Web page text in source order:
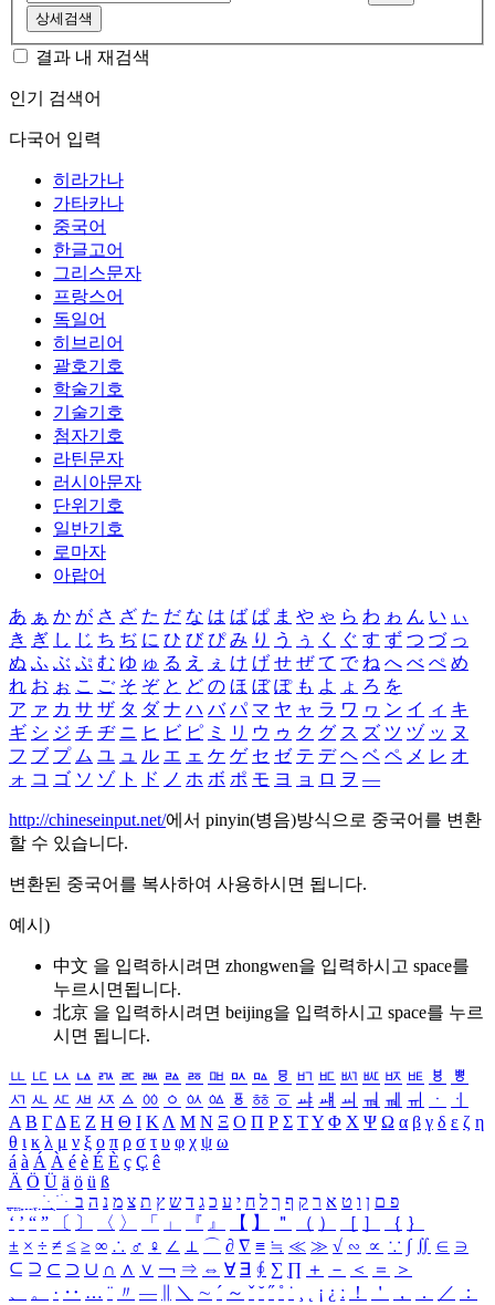
상세검색
결과 내 재검색
인기 검색어
다국어 입력
히라가나
가타카나
중국어
한글고어
그리스문자
프랑스어
독일어
히브리어
괄호기호
학술기호
기술기호
첨자기호
라틴문자
러시아문자
단위기호
일반기호
로마자
아랍어
あ ぁ か が さ ざ た だ な は ば ぱ ま や ゃ ら わ ゎ ん い ぃ
き ぎ し じ ち ぢ に ひ び ぴ み り う ぅ く ぐ す ず つ づ っ
ぬ ふ ぶ ぷ む ゆ ゅ る え ぇ け げ せ ぜ て で ね へ べ ぺ め
れ お ぉ こ ご そ ぞ と ど の ほ ぼ ぽ も よ ょ ろ を
ア ァ カ サ ザ タ ダ ナ ハ バ パ マ ヤ ャ ラ ワ ヮ ン イ ィ キ
ギ シ ジ チ ヂ ニ ヒ ビ ピ ミ リ ウ ゥ ク グ ス ズ ツ ヅ ッ ヌ
フ ブ プ ム ユ ュ ル エ ェ ケ ゲ セ ゼ テ デ ヘ ベ ペ メ レ オ
ォ コ ゴ ソ ゾ ト ド ノ ホ ボ ポ モ ヨ ョ ロ ヲ ―
http://chineseinput.net/에서 pinyin(병음)방식으로 중국어를 변환
할 수 있습니다.
변환된 중국어를 복사하여 사용하시면 됩니다.
예시)
中文 을 입력하시려면 zhongwen을 입력하시고 space를
누르시면됩니다.
北京 을 입력하시려면 beijing을 입력하시고 space를 누르
시면 됩니다.
ㅥ ㅦ ㅧ ㅨ ㅩ ㅪ ㅫ ㅬ ㅭ ㅮ ㅯ ㅰ ㅱ ㅲ ㅳ ㅴ ㅵ ㅶ ㅷ ㅸ
ㅹ
ㅺ ㅻ ㅼ ㅽ ㅾ ㅿ ㆀ ㆁ ㆂ ㆃ ㆄ ㆅ ㆆ ㆇ ㆈ ㆉ ㆊ ㆋ ㆌ ㆍ
ㆎ
Α Β ΓΔ Ε Ζ Η Θ Ι ΚΛ Μ Ν Ξ Ο Π Ρ Σ ΤΥ Φ Χ Ψ Ω α β γ δ ε ζ η
θ ι κ λ μ ν ξ ο π ρ σ τ υ φ χ ψ ω
á à Á À é è É È ç Ç ê
Ä Ö Ü ä ö ü ß
ִֶֹ ֻּ ׁׂ פ ם ן ו ט א ר ק ף ך ל ח י ע כ ג ד ש ץ ת צ מ נ ה ב
‘ ’ “ ” 〔 〕 〈 〉 「 」 『 』 【 】 ＂ （ ） ［ ］ ｛ ｝
± × ÷ ≠ ≤ ≥ ∞ ∴ ♂ ♀ ∠ ⊥ ⌒ ∂ ∇ ≡ ≒ ≪ ≫ √ ∽ ∝ ∵ ∫ ∬ ∈ ∋
⊆ ⊇ ⊂ ⊃ ∪ ∩ ∧ ∨ ￢ ⇒ ⇔ ∀ ∃ ∮ ∑ ∏ ＋ － ＜ ＝
＞
、
。 · ‥ … ¨ 〃 ― ＼ ∼ ´ ～ ˇ ˘ ˝ ˚ ˙ ¸ ¡ ¿ ː ！ ＇ ， ． ／
：